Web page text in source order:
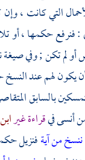
التي كانت ،
فنرفع حكمها ، أو
لم تكن ; وفي صيغة
يكون لهم عند
بالسابق
أنسى فيقراءة غير
من آيةفنزيل